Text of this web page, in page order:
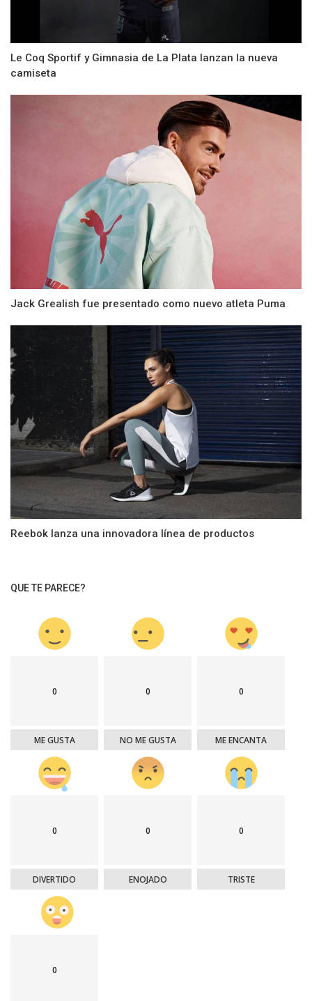
Le Coq Sportif y Gimnasia de La Plata lanzan la nueva
camiseta
Jack Grealish fue presentado como nuevo atleta Puma
Reebok lanza una innovadora línea de productos
QUE TE PARECE?
0
ME GUSTA
0
NO ME GUSTA
0
ME ENCANTA
0
DIVERTIDO
0
ENOJADO
0
TRISTE
0